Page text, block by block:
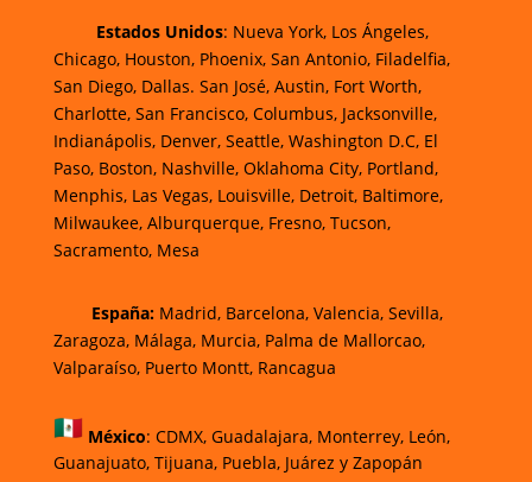
Estados Unidos: Nueva York, Los Ángeles,
Chicago, Houston, Phoenix, San Antonio, Filadelfia,
San Diego, Dallas. San José, Austin, Fort Worth,
Charlotte, San Francisco, Columbus, Jacksonville,
Indianápolis, Denver, Seattle, Washington D.C, El
Paso, Boston, Nashville, Oklahoma City, Portland,
Menphis, Las Vegas, Louisville, Detroit, Baltimore,
Milwaukee, Alburquerque, Fresno, Tucson,
Sacramento, Mesa
España: Madrid, Barcelona, Valencia, Sevilla,
Zaragoza, Málaga, Murcia, Palma de Mallorcao,
Valparaíso, Puerto Montt, Rancagua
México: CDMX, Guadalajara, Monterrey, León,
Guanajuato, Tijuana, Puebla, Juárez y Zapopán